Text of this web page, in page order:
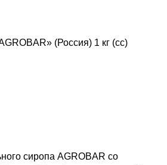
(Россия) 1 кг (сс)
сиропа AGROBAR со